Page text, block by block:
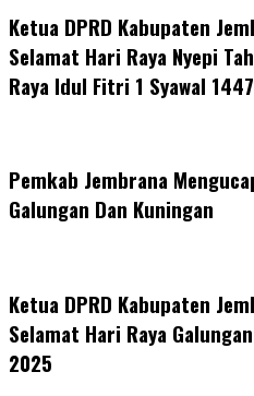
Ketua DPRD Kabupaten
Selamat Hari Raya Nyepi
Raya Idul Fitri 1 Syawal
Pemkab Jembrana
Galungan Dan Kuningan
Ketua DPRD Kabupaten
Selamat Hari Raya
2025